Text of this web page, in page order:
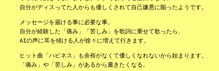
自分がディスってた人からも優しくされて自己嫌悪に陥ったようです。
メッセージを届ける事に必要な事。
自分が経験した「痛み」「苦しみ」を歌詞に乗せて歌ったら、
AIの声に耳を傾ける人が徐々に増えて行きます。
ヒット曲「ハピネス」も余裕がなくて優しくなれないから始まります。
「痛み」や「苦しみ」があるから書きたくなる。